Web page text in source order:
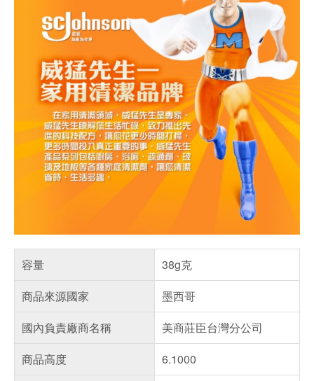
容量
38g克
商品來源國家
墨西哥
國內負責廠商名稱
美商莊臣台灣分公司
商品高度
6.1000